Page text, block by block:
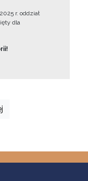
r. oddział
dla